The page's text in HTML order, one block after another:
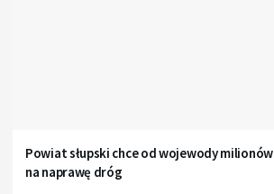
Powiat słupski chce od wojewody milionów
na naprawę dróg